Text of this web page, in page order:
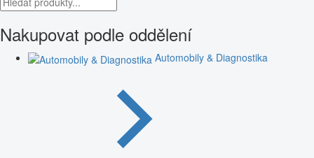
Nakupovat podle oddělení
Automobily & Diagnostika